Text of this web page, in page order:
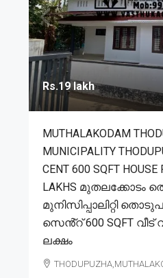
Rs.19 lakh
MUTHALAKODAM
MUNICIPALITY
CENT 600 SQFT HOUSE
LAKHS മുതലക്കോടം
മുനിസിപ്പാലിറ്റി
സെൻ്റ് 600 SQFT വീട്
ലക്ഷം